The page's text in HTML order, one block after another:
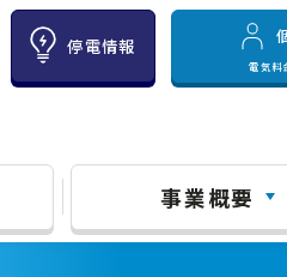
停電情報
電気料
事業概要